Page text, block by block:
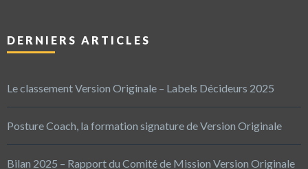
DERNIERS ARTICLES
Le classement Version Originale – Labels Décideurs 2025
Posture Coach, la formation signature de Version Originale
Bilan 2025 – Rapport du Comité de Mission Version Originale